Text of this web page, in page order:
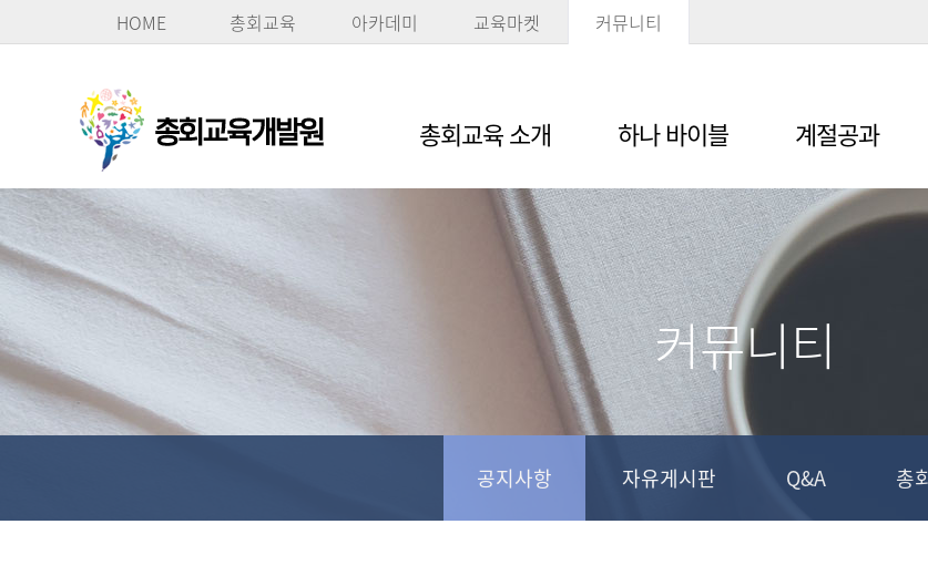
HOME 총회교육 아카데미 교육마켓 커뮤니티
총회교육 소개 하나 바이블 계절공과
커뮤니티
공지사항 자유게시판 Q&A 총